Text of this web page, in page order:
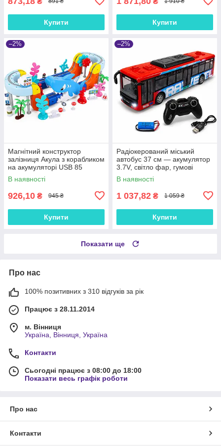
Купити Купити
–2%
Магнітний конструктор
залізниця Акула з корабликом
на акумуляторі USB 85
деталей
В наявності
926,10 ₴ 945 ₴
Купити
–2%
Радіокерований міський
автобус 37 см — акумулятор
3.7V, світло фар, гумові
шини, арт. 666-695ZA
В наявності
1 037,82 ₴ 1 059 ₴
Купити
Показати ще
Про нас
100% позитивних з 310 відгуків за рік
Працює з 28.11.2014
м. Вінниця
Україна, Вінниця, Україна
Контакти
Сьогодні працює з 08:00 до 18:00
Показати весь графік роботи
Про нас
Контакти